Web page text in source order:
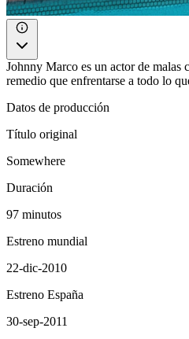
Johnny Marco es un actor de malas
remedio que enfrentarse a todo lo
Datos de producción
Título original
Somewhere
Duración
97 minutos
Estreno mundial
22-dic-2010
Estreno España
30-sep-2011